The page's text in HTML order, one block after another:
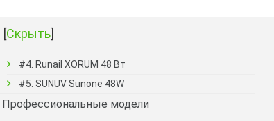
[Скрыть]
#4. Runail XORUM 48 Вт
#5. SUNUV Sunone 48W
Профессиональные модели